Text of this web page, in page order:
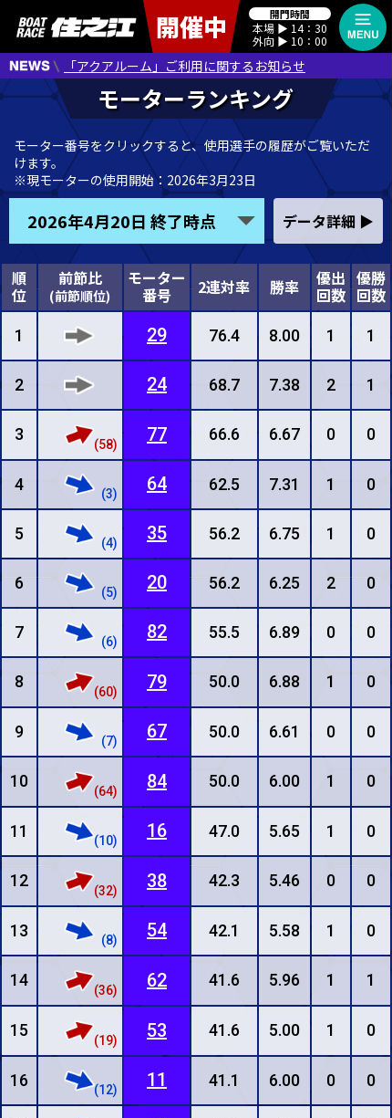
開門時間
本場 ▶︎ 14：30
外向 ▶︎ 10：00
開催中
「アクアルーム」ご利用に関するお知らせ
モーター番号をクリックすると、使用選手の履歴がご覧いただ
けます。
※現モーターの使用開始：2026年3月23日
2026年4月20日 終了時点
順
位
前節比
(前節順位)
モーター
番号 2連対率 勝率 優出
回数
優勝
回数
1 29 76.4 8.00 1 1
2 24 68.7 7.38 2 1
3
(58) 77 66.6 6.67 0 0
4 (3) 64 62.5 7.31 1 0
5 (4) 35 56.2 6.75 1 0
6 (5) 20 56.2 6.25 2 0
7 (6) 82 55.5 6.89 0 0
8
(60) 79 50.0 6.88 1 0
9 (7) 67 50.0 6.61 0 0
10
(64) 84 50.0 6.00 1 0
11 (10) 16 47.0 5.65 1 0
12
(32) 38 42.3 5.46 0 0
13 (8) 54 42.1 5.58 1 0
14
(36) 62 41.6 5.96 1 1
15
(19) 53 41.6 5.00 1 0
16 (12) 11 41.1 6.00 0 0